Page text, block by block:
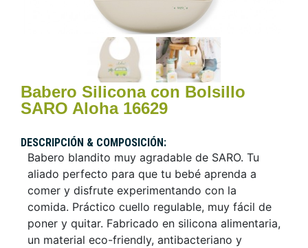
Babero Silicona con Bolsillo
SARO Aloha 16629
DESCRIPCIÓN & COMPOSICIÓN:
Babero blandito muy agradable de SARO. Tu
aliado perfecto para que tu bebé aprenda a
comer y disfrute experimentando con la
comida. Práctico cuello regulable, muy fácil de
poner y quitar. Fabricado en silicona alimentaria,
un material eco-friendly, antibacteriano y